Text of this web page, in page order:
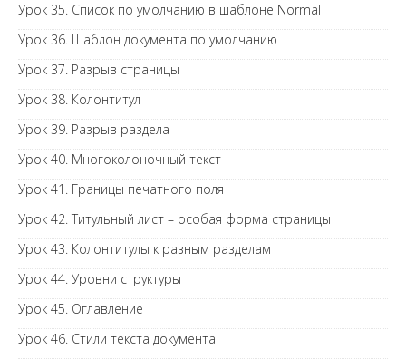
Урок 35. Список по умолчанию в шаблоне Normal
Урок 36. Шаблон документа по умолчанию
Урок 37. Разрыв страницы
Урок 38. Колонтитул
Урок 39. Разрыв раздела
Урок 40. Многоколоночный текст
Урок 41. Границы печатного поля
Урок 42. Титульный лист – особая форма страницы
Урок 43. Колонтитулы к разным разделам
Урок 44. Уровни структуры
Урок 45. Оглавление
Урок 46. Стили текста документа